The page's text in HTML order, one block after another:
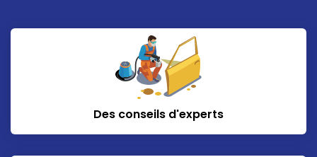
Des conseils d'experts